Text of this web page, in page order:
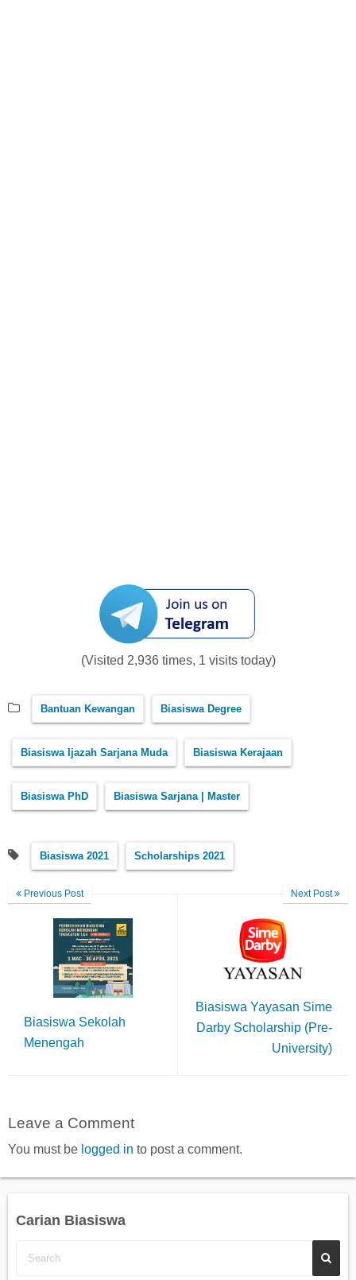
(Visited 2,936 times, 1 visits today)
Bantuan Kewangan Biasiswa Degree
Biasiswa Ijazah Sarjana Muda Biasiswa Kerajaan
Biasiswa PhD Biasiswa Sarjana | Master
Biasiswa 2021 Scholarships 2021
Previous Post
Biasiswa Sekolah
Menengah
Next Post
Biasiswa Yayasan Sime
Darby Scholarship (Pre-
University)
Leave a Comment
You must be logged in to post a comment.
Carian Biasiswa